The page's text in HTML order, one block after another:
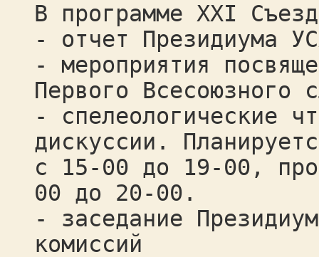
В программе ХХI
- отчет Президиума
- мероприятия
Первого Всесоюзного
- спелеологические
дискуссии.
с 15-00 до 19-00,
00 до 20-00.
- заседание
комиссий